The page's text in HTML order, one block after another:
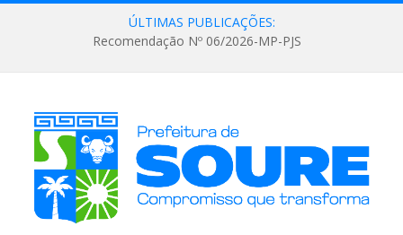
ÚLTIMAS PUBLICAÇÕES:
Recomendação Nº 06/2026-MP-PJS